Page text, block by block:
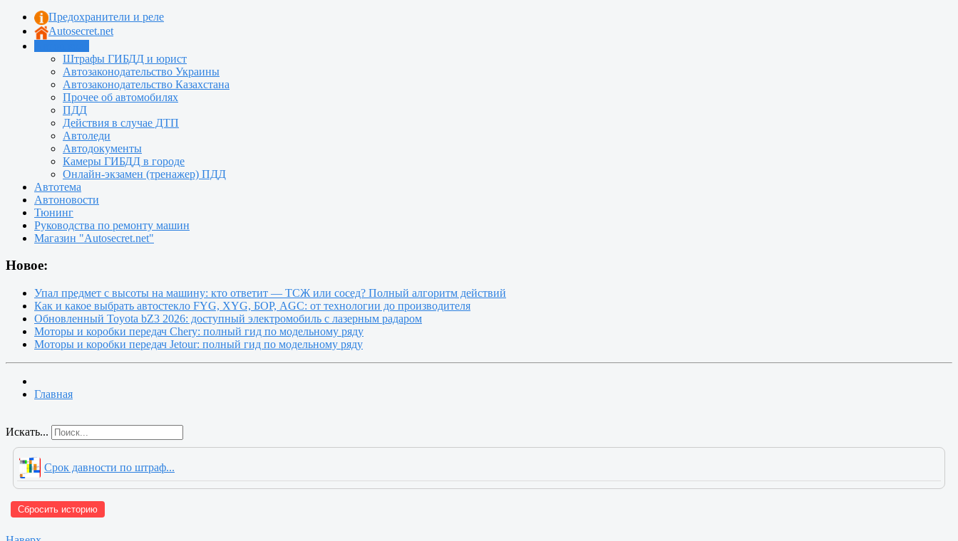
Предохранители и реле
Autosecret.net
Штрафы ГИБДД и юрист
Автозаконодательство Украины
Автозаконодательство Казахстана
Прочее об автомобилях
ПДД
Действия в случае ДТП
Автоледи
Автодокументы
Камеры ГИБДД в городе
Онлайн-экзамен (тренажер) ПДД
Автотема
Автоновости
Тюнинг
Руководства по ремонту машин
Магазин "Autosecret.net"
Новое:
Упал предмет с высоты на машину: кто ответит — ТСЖ или сосед? Полный алгоритм действий
Как и какое выбрать автостекло FYG, XYG, БОР, AGC: от технологии до производителя
Обновленный Toyota bZ3 2026: доступный электромобиль с лазерным радаром
Моторы и коробки передач Chery: полный гид по модельному ряду
Моторы и коробки передач Jetour: полный гид по модельному ряду
Главная
Искать...
Срок давности по штраф...
Сбросить историю